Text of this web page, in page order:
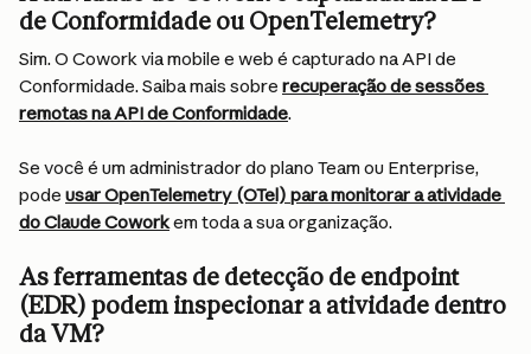
de Conformidade ou OpenTelemetry?
Sim. O Cowork via mobile e web é capturado na API de
Conformidade. Saiba mais sobre recuperação de sessões
remotas na API de Conformidade.
Se você é um administrador do plano Team ou Enterprise,
pode usar OpenTelemetry (OTel) para monitorar a atividade
do Claude Cowork em toda a sua organização.
As ferramentas de detecção de endpoint
(EDR) podem inspecionar a atividade dentro
da VM?